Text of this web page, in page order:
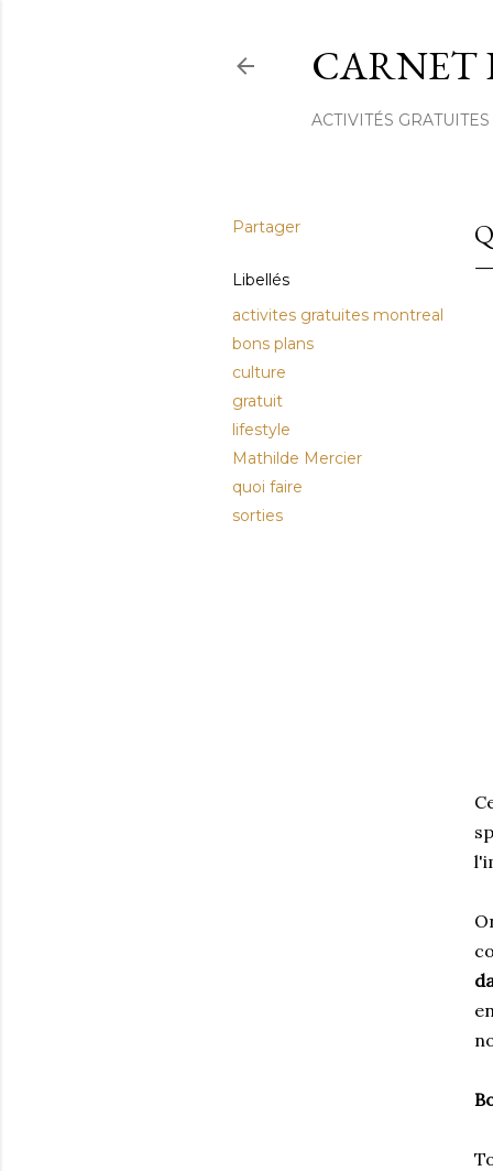
CARNET
ACTIVITÉS GRATUITES
Partager
Libellés
activites gratuites montreal
bons plans
culture
gratuit
lifestyle
Mathilde Mercier
quoi faire
sorties